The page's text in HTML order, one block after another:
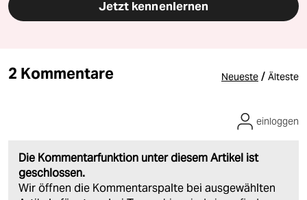
Jetzt kennenlernen
2 Kommentare Neueste / Älteste
Die Kommentarfunktion unter diesem Artikel ist
geschlossen.
Wir öffnen die Kommentarspalte bei ausgewählten
einloggen